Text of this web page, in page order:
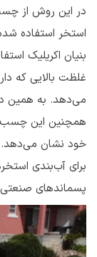
در این روش از
استخر استفاده
بنیان اکریلیک
غلظت بالایی که
می‌دهد. به همین
همچنین این چسب
خود نشان می‌دهد.
برای آب‌بندی
پسماندهای